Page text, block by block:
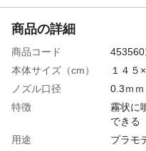
商品の詳細
商品コード
本体サイズ（cm）
１４５
ノズル口径
0.3ｍｍ
特徴
霧状に
できる
用途
プラモ